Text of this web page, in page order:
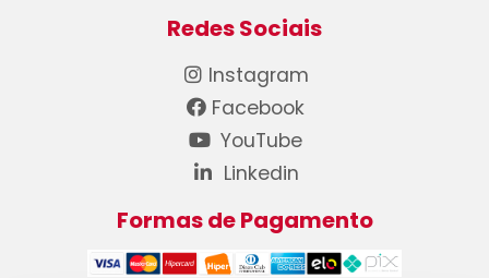
Redes Sociais
Instagram
Facebook
YouTube
Linkedin
Formas de Pagamento